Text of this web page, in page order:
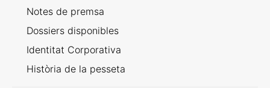
Notes de premsa
Dossiers disponibles
Identitat Corporativa
Història de la pesseta